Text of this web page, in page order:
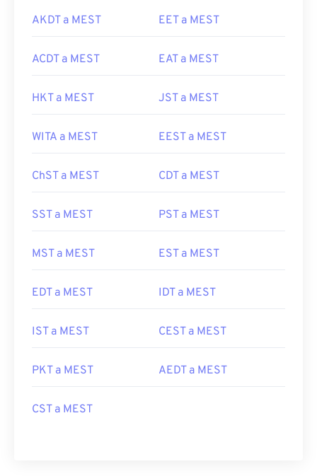
AKDT a MEST EET a MEST
ACDT a MEST EAT a MEST
HKT a MEST JST a MEST
WITA a MEST EEST a MEST
ChST a MEST CDT a MEST
SST a MEST PST a MEST
MST a MEST EST a MEST
EDT a MEST IDT a MEST
IST a MEST CEST a MEST
PKT a MEST AEDT a MEST
CST a MEST